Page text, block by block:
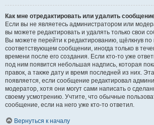
Как мне отредактировать или удалить
Если вы не являетесь администратором или
вы можете редактировать и удалять только свои
Вы можете перейти к редактированию, щёлкнув по
соответствующем сообщении, иногда только в
времени после его создания. Если кто-то уже
под ним появится небольшая надпись, которая
правок, а также дату и время последней из них.
появляется, если сообщение редактировал
модератор, хотя они могут сами написать о
своему усмотрению. Учтите, что обычные
сообщение, если на него уже кто-то ответил.
Вернуться к началу